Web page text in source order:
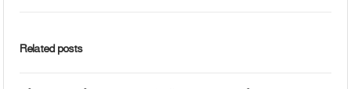
Related posts